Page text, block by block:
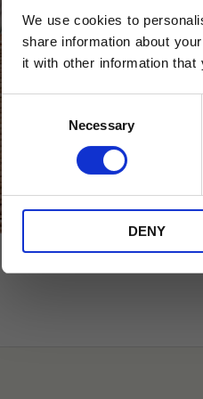
We use cookies to
share information about
it with other information that
Consent
Selection
Necessary
DENY
Jag samtycker till Tehuset Javas
* Rabatten gäller endast online på
på ordinarie priser och kan ej